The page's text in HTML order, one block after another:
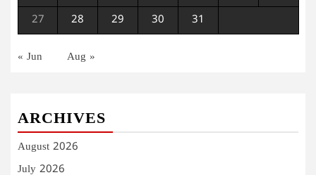
27 28 29 30 31
« Jun Aug »
ARCHIVES
August 2026
July 2026